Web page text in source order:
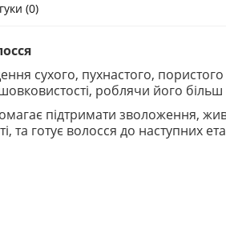
(0)
сухого, пухнастого, пористого
роблячи його
підтримати зволоження,
готує волосся до наступних